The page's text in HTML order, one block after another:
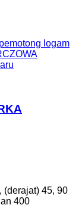
logam
(derajat) 45, 90
400